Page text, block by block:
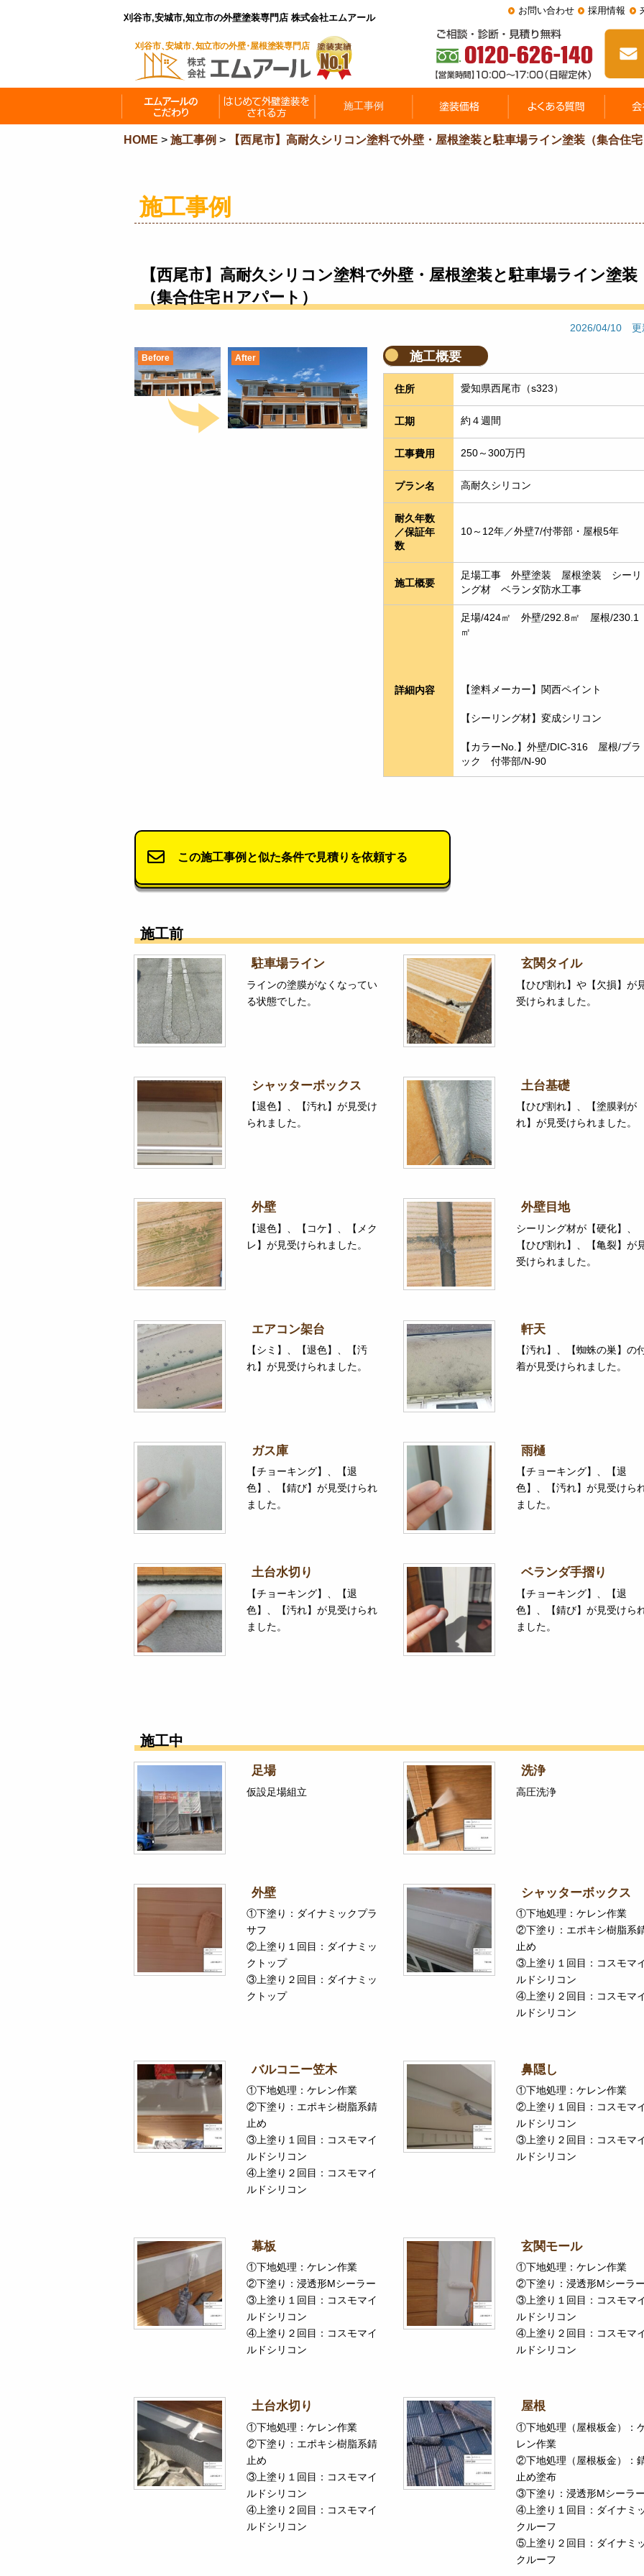
刈谷市,安城市,知立市の外壁塗装専門店 株式会社エムアール
お問い合わせ 採用情報
HOME > 施工事例 > 【西尾市】高耐久シリコン塗料で外壁・屋根塗装と駐車場ライン塗装（集合住
施工事例
【西尾市】高耐久シリコン塗料で外壁・屋根塗装と駐車場ライン塗装
（集合住宅Ｈアパート）
2026/04/10 更
Before After 施工概要
住所 愛知県西尾市（s323）
工期 約４週間
工事費用 250～300万円
プラン名 高耐久シリコン
耐久年数
／保証年
数
10～12年／外壁7/付帯部・屋根5年
施工概要
足場工事　外壁塗装　屋根塗装　シーリ
ング材　ベランダ防水工事
詳細内容
足場/424㎡　外壁/292.8㎡　屋根/230.1
㎡
【塗料メーカー】関西ペイント
【シーリング材】変成シリコン
【カラーNo.】外壁/DIC-316　屋根/ブラ
ック　付帯部/N-90
この施工事例と似た条件で見積りを依頼する
施工前
駐車場ライン
ラインの塗膜がなくなってい
る状態でした。
玄関タイル
【ひび割れ】や【欠損】が
受けられました。
シャッターボックス
【退色】、【汚れ】が見受け
られました。
土台基礎
【ひび割れ】、【塗膜剥が
れ】が見受けられました。
外壁
【退色】、【コケ】、【メク
レ】が見受けられました。
外壁目地
シーリング材が【硬化】、
【ひび割れ】、【亀裂】が
受けられました。
エアコン架台
【シミ】、【退色】、【汚
れ】が見受けられました。
軒天
【汚れ】、【蜘蛛の巣】の
着が見受けられました。
ガス庫
【チョーキング】、【退
色】、【錆び】が見受けられ
ました。
雨樋
【チョーキング】、【退
色】、【汚れ】が見受けら
ました。
土台水切り
【チョーキング】、【退
色】、【汚れ】が見受けられ
ました。
ベランダ手摺り
【チョーキング】、【退
色】、【錆び】が見受けら
ました。
施工中
足場
仮設足場組立
洗浄
高圧洗浄
外壁
①下塗り：ダイナミックプラ
サフ
②上塗り１回目：ダイナミッ
クトップ
③上塗り２回目：ダイナミッ
クトップ
シャッターボックス
①下地処理：ケレン作業
②下塗り：エポキシ樹脂系
止め
③上塗り１回目：コスモマ
ルドシリコン
④上塗り２回目：コスモマ
ルドシリコン
バルコニー笠木
①下地処理：ケレン作業
②下塗り：エポキシ樹脂系錆
止め
③上塗り１回目：コスモマイ
ルドシリコン
④上塗り２回目：コスモマイ
ルドシリコン
鼻隠し
①下地処理：ケレン作業
②上塗り１回目：コスモマ
ルドシリコン
③上塗り２回目：コスモマ
ルドシリコン
幕板
①下地処理：ケレン作業
②下塗り：浸透形Mシーラー
③上塗り１回目：コスモマイ
ルドシリコン
④上塗り２回目：コスモマイ
ルドシリコン
玄関モール
①下地処理：ケレン作業
②下塗り：浸透形Mシーラ
③上塗り１回目：コスモマ
ルドシリコン
④上塗り２回目：コスモマ
ルドシリコン
土台水切り
①下地処理：ケレン作業
②下塗り：エポキシ樹脂系錆
止め
③上塗り１回目：コスモマイ
ルドシリコン
④上塗り２回目：コスモマイ
ルドシリコン
屋根
①下地処理（屋根板金）：
レン作業
②下地処理（屋根板金）：
止め塗布
③下塗り：浸透形Mシーラ
④上塗り１回目：ダイナミ
クルーフ
⑤上塗り２回目：ダイナミ
クルーフ